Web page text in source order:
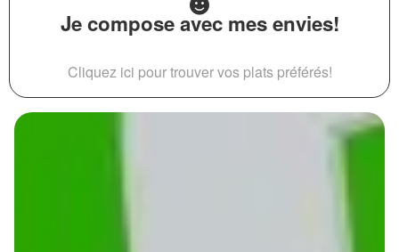
Je compose avec mes envies!
Cliquez ici pour trouver vos plats préférés!